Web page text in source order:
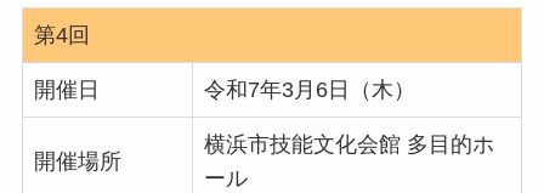
第4回
開催日 令和7年3月6日（木）
開催場所
横浜市技能文化会館 多目的ホ
ール